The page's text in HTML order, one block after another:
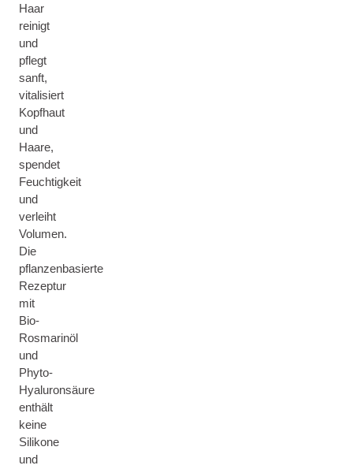
Haar
reinigt
und
pflegt
sanft,
vitalisiert
Kopfhaut
und
Haare,
spendet
Feuchtigkeit
und
verleiht
Volumen.
Die
pflanzenbasierte
Rezeptur
mit
Bio-
Rosmarinöl
und
Phyto-
Hyaluronsäure
enthält
keine
Silikone
und